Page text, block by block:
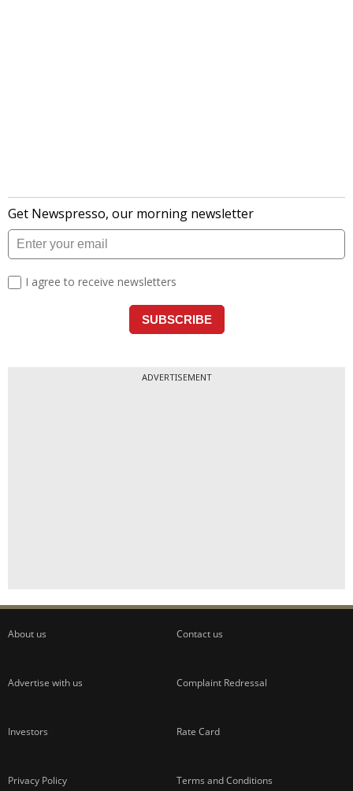
ADVERTISEMENT
About us Contact us
Advertise with us Complaint Redressal
Investors Rate Card
Privacy Policy Terms and Conditions